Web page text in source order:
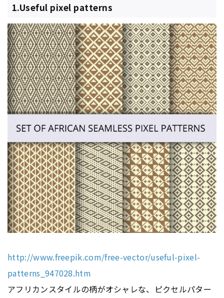
1.Useful pixel patterns
http://www.freepik.com/free-vector/useful-pixel-
patterns_947028.htm
アフリカンスタイルの柄がオシャレな、ピクセルパター